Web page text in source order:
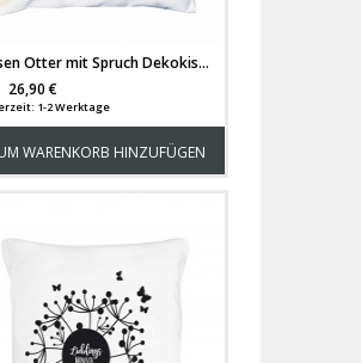
Kissen Otter mit Spruch Dekokissen Motto "bester Opa der Welt" Motivkissen Zierkissen Spruchkissen inklusive Füllung ks133
26,90 €
1-2 Werktage
WARENKORB HINZUFÜGEN